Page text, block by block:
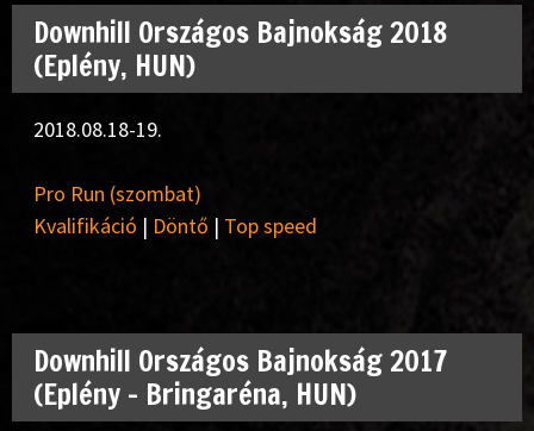
Downhill Országos Bajnokság 2018
(Eplény, HUN)
2018.08.18-19.
Pro Run (szombat)
Kvalifikáció | Döntő | Top speed
Downhill Országos Bajnokság 2017
(Eplény – Bringaréna, HUN)